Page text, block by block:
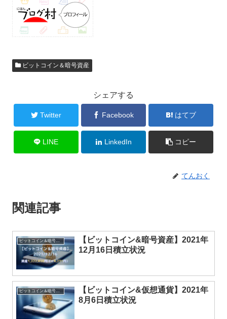
ビットコイン＆暗号資産
シェアする
Twitter Facebook はてブ
LINE LinkedIn コピー
てんおく
関連記事
ビットコイン＆暗号資産
【ビットコイン&暗号資産】2021年
12月16日積立状況
ビットコイン＆暗号資産
【ビットコイン&仮想通貨】2021年
8月6日積立状況